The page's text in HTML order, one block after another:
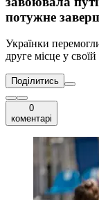
потужне
Українки
друге місце у своїй
Поділитись
0
коментарі